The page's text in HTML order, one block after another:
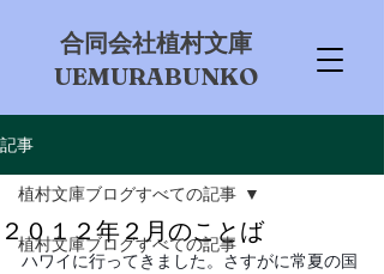
​合同会社植村文庫
UEMURABUNKO
記事
植村文庫ブログすべての記事
植村文庫ブログすべての記事
２０１２年２月のことば
ハワイに行ってきました。さすがに常夏の国